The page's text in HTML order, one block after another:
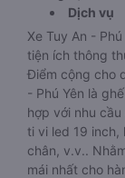
Dịch vụ
Xe Tuy An -
tiện ích thông
Điểm cộng cho
- Phú Yên là
hợp với nhu cầu
ti vi led 19 inch,
chân, v.v..
mái nhất cho